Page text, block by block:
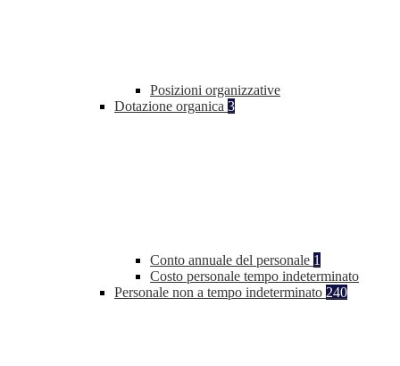
Posizioni organizzative
Dotazione organica 3
Conto annuale del personale 1
Costo personale tempo indeterminato
Personale non a tempo indeterminato 240